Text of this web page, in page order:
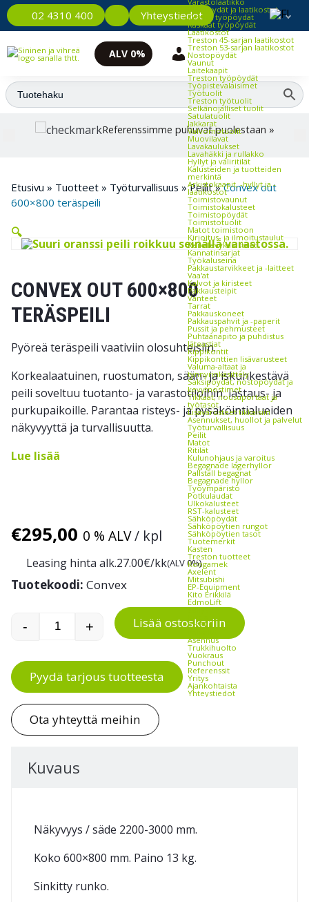
02 4310 400 YhteystiedotTyöpöydät ja laatikostot
Kevyet työpöydät
Raskaat työpöydät
Laatikostot
Treston 45-sarjan laatikostot
Treston 53-sarjan laatikostot
Nostopöydät
Vaunut
Laitekaapit
Treston työpöydät
Työpistevalaisimet
Työtuolit
Treston työtuolit
Selkänojalliset tuolit
Satulatuolit
Jakkarat
Valvomotuolit
Muovilavat
Lavakaulukset
Lavahäkki ja rullakko
Hyllyt ja väliritilät
Kalusteiden ja tuotteiden
merkintä
Arkistokaapit, -hyllyt ja -
laatikostot
Toimistovaunut
Toimistokalusteet
Toimistopöydät
Toimistotuolit
Matot toimistoon
Kirjoitus- ja ilmoitustaulut
Reikälevykalusteet
Kannatinsarjat
Työkaluseinä
Pakkaustarvikkeet ja -laitteet
Vaa'at
Kalvot ja kiristeet
Pakkausteipit
Vanteet
Tarrat
Pakkauskoneet
Pakkauspahvit ja -paperit
Pussit ja pehmusteet
Puhtaanapito ja puhdistus
Jäteastiat
Kippikontit
Kippikonttien lisävarusteet
Valuma-altaat ja
tynnyrinkäsittely
Saksipöydät, nostopöydät ja
kevytnostimet
Tikkaat, nousuportaat ja
työtasot
Lisävarusteet tikkaisiin
Asennukset, huollot ja palvelut
Työturvallisuus
Peilit
Matot
Ritilät
Kulunohjaus ja varoitus
Begagnade lagerhyllor
Pallställ begagnat
Begagnade hyllor
Työympäristö
Potkulaudat
Ulkokalusteet
RST-kalusteet
Sähköpöydät
Sähköpöytien rungot
Sähköpöytien tasot
Tuotemerkit
Kasten
Treston tuotteet
Kongamek
Axelent
Mitsubishi
EP-Equipment
Kito Erikkilä
EdmoLift
Zallys
Rocla
THTT
Asennus
Trukkihuolto
Vuokraus
Punchout
Referenssit
Yritys
Ajankohtaista
Yhteystiedot
ALV 0%
Referenssimme puhuvat puolestaan »
Etusivu » Tuotteet » Työturvallisuus »Peilit»Convex out
600×800 teräspeili
🔍
CONVEX OUT 600×800
TERÄSPEILI
Pyöreä teräspeili vaativiin olosuhteisiin.
Korkealaatuinen, ruostumaton, sään- ja iskunkestävä
peili soveltuu tuotanto- ja varastotiloihin, lastaus- ja
purkupaikoille. Parantaa risteys- ja pysäköintialueiden
näkyvyyttä ja turvallisuutta.
Lue lisää
€295,00 0 % ALV/ kpl
Leasing hinta alk.27.00€/kk(ALV 0%)
Tuotekoodi: Convex
Convex out 600x800 teräspeili määrä
- + Lisää ostoskoriin
Pyydä tarjous tuotteesta
Ota yhteyttä meihin
Kuvaus
Näkyvyys / säde 2200-3000 mm.
Koko 600×800 mm. Paino 13 kg.
Sinkitty runko.